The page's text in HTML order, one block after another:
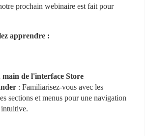
prochain webinaire est fait pour
apprendre :
main de l'interface Store
: Familiarisez-vous avec les
sections et menus pour une navigation